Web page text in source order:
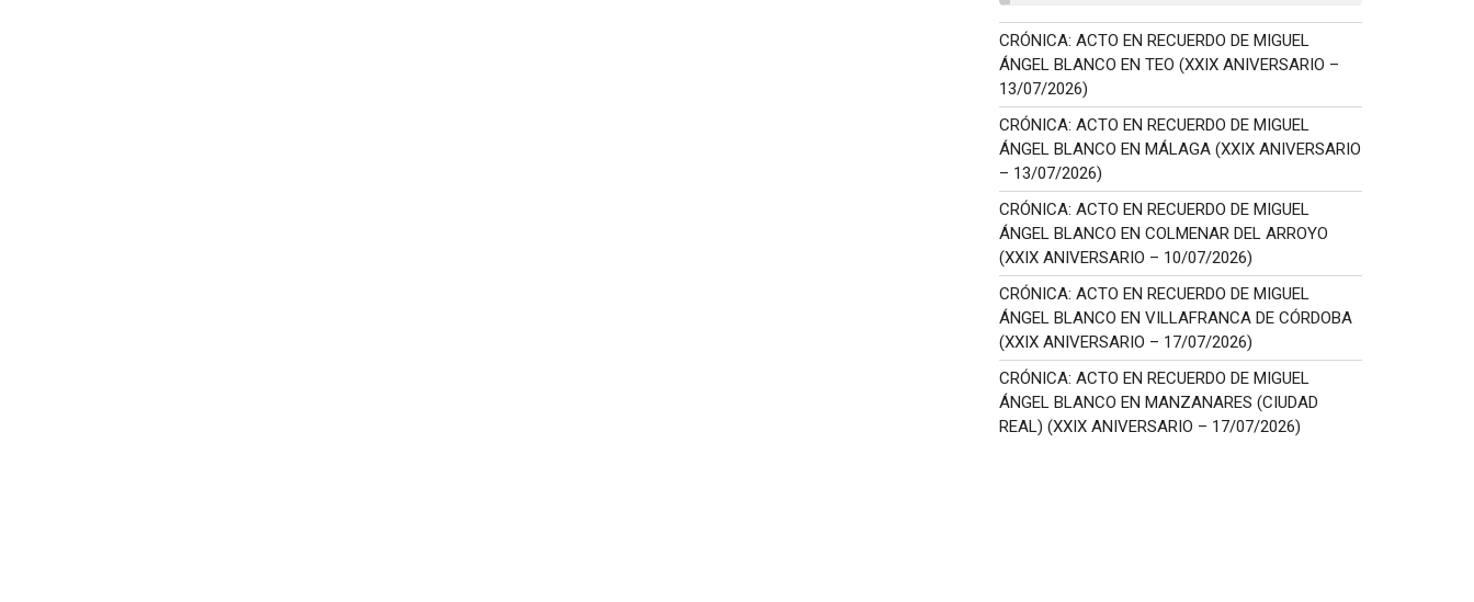
CRÓNICA: ACTO EN RECUERDO DE MIGUEL
ÁNGEL BLANCO EN TEO (XXIX ANIVERSARIO –
13/07/2026)
CRÓNICA: ACTO EN RECUERDO DE MIGUEL
ÁNGEL BLANCO EN MÁLAGA (XXIX ANIVERSARIO
– 13/07/2026)
CRÓNICA: ACTO EN RECUERDO DE MIGUEL
ÁNGEL BLANCO EN COLMENAR DEL ARROYO
(XXIX ANIVERSARIO – 10/07/2026)
CRÓNICA: ACTO EN RECUERDO DE MIGUEL
ÁNGEL BLANCO EN VILLAFRANCA DE CÓRDOBA
(XXIX ANIVERSARIO – 17/07/2026)
CRÓNICA: ACTO EN RECUERDO DE MIGUEL
ÁNGEL BLANCO EN MANZANARES (CIUDAD
REAL) (XXIX ANIVERSARIO – 17/07/2026)